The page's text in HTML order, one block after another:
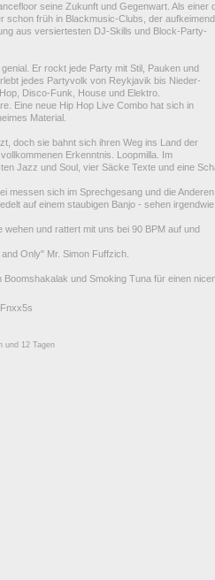
seine Zukunft und Gegenwart. Als einer
schon früh in Blackmusic-Clubs, der
aus versiertesten DJ-Skills und Block-Party-
Er rockt jede Party mit Stil, Pauken und
jedes Partyvolk von Reykjavik bis Nieder-
Disco-Funk, House und Elektro.
Eine neue Hip Hop Live Combo hat sich in
Material.
doch sie bahnt sich ihren Weg ins Land der
Erkenntnis. Loopmilla. Im
Jazz und Soul, vier Säcke Texte und eine
messen sich im Sprechgesang und die Anderen
auf einem staubigen Banjo - sehen irgendwie
und rattert mit uns bei 90 BPM auf und
Only" Mr. Simon Fuffzich.
und Smoking Tuna für einen
und 12 Tagen